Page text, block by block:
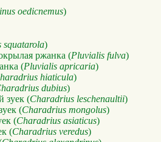
oedicnemus)
squatarola)
ржанка (Pluvialis fulva)
(Pluvialis apricaria)
hiaticula)
dubius)
зуек (Charadrius leschenaultii)
(Charadrius mongolus)
(Charadrius asiaticus)
(Charadrius veredus)